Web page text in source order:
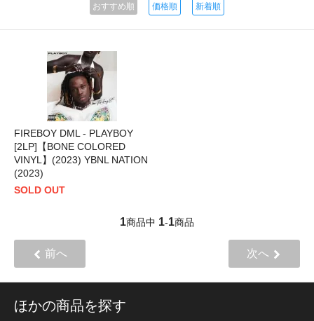
おすすめ順 価格順 新着順
FIREBOY DML - PLAYBOY
[2LP]【BONE COLORED
VINYL】(2023) YBNL NATION
(2023)
SOLD OUT
1商品中 1-1商品
前へ 次へ
ほかの商品を探す